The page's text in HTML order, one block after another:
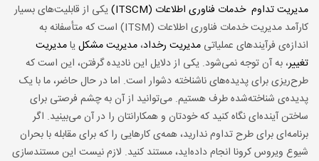
مدیریت تداوم خدمات فناوری اطلاعات (ITSCM)
یکی از قابلیت‌های بسیار
کارآمد مدیریت خدمات فناوری اطلاعات (ITSM) است که متأسفانه به
اندازه‌ی فرآیندهای عملیاتی مدیریت رخداد،مدیریت مشکلیامدیریت
تغییر، به آن توجه نمی‌شود. یکی از دلایل این نادیده گرفتن، این است که
طرح‌ریزی برای پدیده‌های ناشناخته دشوار است. اما در حال حاضر، ما با یک
پدیده‌ی شناخته‌شده طرف هستیم. می‌توانید از آن به چشم فرصتی برای
ساختن آینده‌ای نگاه کنید که خودتان و همکارانتان را در آن می‌بینید. اگر
برنامه‌ای برای طرح تداوم ندارید، همه‌ی کارهایی را که برای مقابله با بحران
شیوع ویروس کرونا انجام داده‌اید، مستند کنید. لازم نیست این مستندسازی